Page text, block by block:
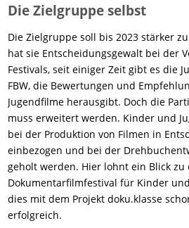
Die Zielgruppe selbst
Die Zielgruppe soll bis 2023 stärker
hat sie Entscheidungsgewalt bei der
Festivals, seit einiger Zeit gibt es die
FBW, die Bewertungen und
Jugendfilme herausgibt. Doch die
muss erweitert werden. Kinder und
bei der Produktion von Filmen in
einbezogen und bei der
geholt werden. Hier lohnt ein Blick zu
Dokumentarfilmfestival für Kinder
dies mit dem Projekt doku.klasse
erfolgreich.